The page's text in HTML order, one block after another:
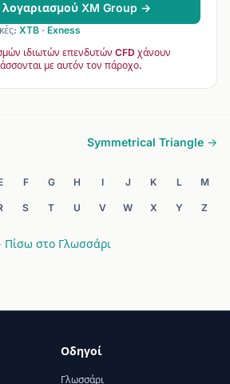
λογαριασμού XM Group →
XTB · Exness
ιδιωτών επενδυτών CFD χάνουν
με αυτόν τον πάροχο.
Symmetrical Triangle →
F G H I J K L M
S T U V W X Y Z
στο Γλωσσάρι
Οδηγοί
Γλωσσάρι